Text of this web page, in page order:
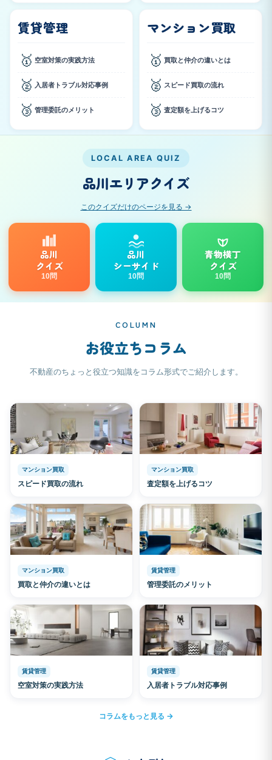
賃貸管理
🥇 空室対策の実践方法
🥈 入居者トラブル対応事例
🥉 管理委託のメリット
マンション買取
🥇 買取と仲介の違いとは
🥈 スピード買取の流れ
🥉 査定額を上げるコツ
LOCAL AREA QUIZ
品川エリアクイズ
このクイズだけのページを見る →
品川
クイズ
10問
品川
シーサイド
10問
青物横丁
クイズ
10問
COLUMN
お役立ちコラム
不動産のちょっと役立つ知識をコラム形式でご紹介します。
マンション買取
スピード買取の流れ
マンション買取
査定額を上げるコツ
マンション買取
買取と仲介の違いとは
賃貸管理
管理委託のメリット
賃貸管理
空室対策の実践方法
賃貸管理
入居者トラブル対応事例
コラムをもっと見る →